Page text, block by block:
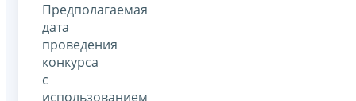
Предполагаемая
дата
проведения
конкурса
с
использованием